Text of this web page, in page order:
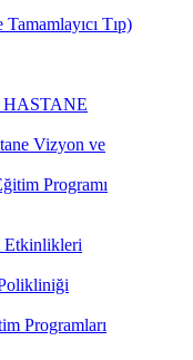
Tıp)
Vizyon ve
Programı
Etkinlikleri
Programları